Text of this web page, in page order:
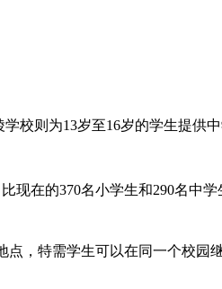
校则为13岁至16岁的学生提供
现在的370名小学生和290名中学
，特需学生可以在同一个校园